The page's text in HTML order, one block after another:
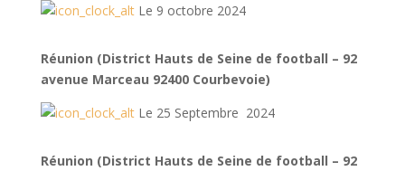
Le 9 octobre 2024
Réunion (District Hauts de Seine de football – 92
avenue Marceau 92400 Courbevoie)
Le 25 Septembre 2024
Réunion (District Hauts de Seine de football – 92